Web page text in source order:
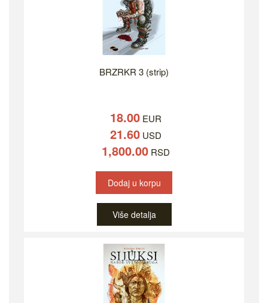
BRZRKR 3 (strip)
18.00EUR
21.60USD
1,800.00RSD
Dodaj u korpu
Više detalja